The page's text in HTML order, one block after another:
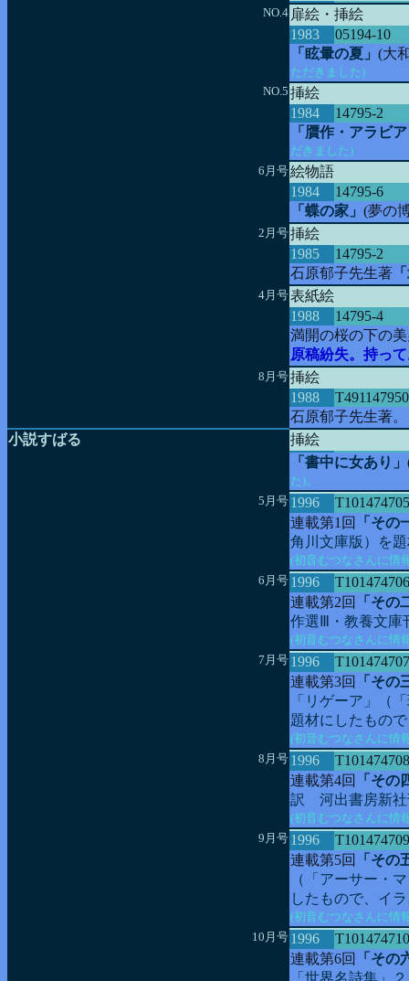
NO.4 扉絵・挿絵
1983
05194-10
「眩暈の夏」 (大
ただきました)
NO.5 挿絵
1984
14795-2
「贋作・アラビ
だきました)
6月号絵物語
1984
14795-6
「蝶の家」 (夢の
2月号挿絵
1985
14795-2
石原郁子先生著
4月号表紙絵
1988
14795-4
満開の桜の下の
原稿紛失。持っ
8月号挿絵
1988
石原郁子先生著。
小説すばる
挿絵
「書中に女あり」
た)。
5月号 1996
連載第1回
「そ
角川文庫版）を
(初音むつなさんに情
6月号 1996
連載第2回
「その
作選Ⅲ・教養文庫
(初音むつなさんに情
7月号 1996
連載第3回
「その
「リゲーア」（
題材にしたもの
(初音むつなさんに情
8月号 1996
連載第4回
「その
訳 河出書房新社
(初音むつなさんに情
9月号 1996
連載第5回
「そ
（「アーサー・
したもので、イ
(初音むつなさんに情
10月号 1996
連載第6回
「そ
「世界名詩集」